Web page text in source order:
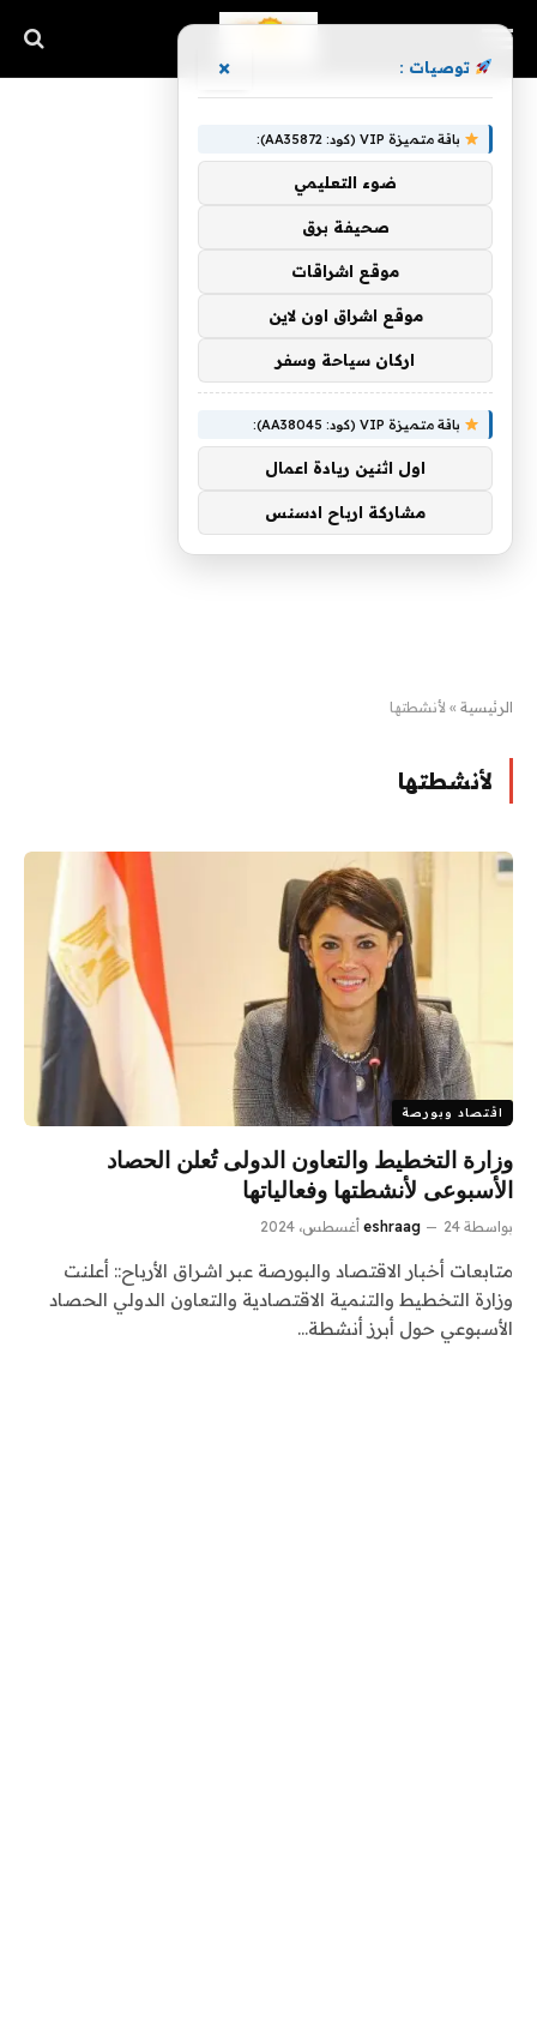
الرئيسية » لأنشطتها
لأنشطتها
اقتصاد وبورصة
وزارة التخطيط والتعاون الدولى تُعلن الحصاد
الأسبوعى لأنشطتها وفعالياتها
بواسطة eshraag 24 أغسطس، 2024
متابعات أخبار الاقتصاد والبورصة عبر اشراق الأرباح:: أعلنت
وزارة التخطيط والتنمية الاقتصادية والتعاون الدولي الحصاد
الأسبوعي حول أبرز أنشطة…
توصيات : ×
باقة متميزة VIP (كود: AA35872):
ضوء التعليمي
صحيفة برق
موقع اشراقات
موقع اشراق اون لاين
اركان سياحة وسفر
باقة متميزة VIP (كود: AA38045):
اول اثنين ريادة اعمال
مشاركة ارباح ادسنس